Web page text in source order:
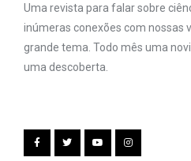
Uma revista para falar sobre
inúmeras conexões com nossas
grande tema. Todo mês uma
uma descoberta.